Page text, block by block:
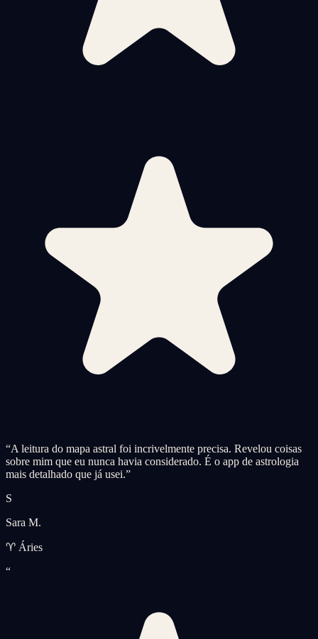
“A leitura do mapa astral foi incrivelmente precisa. Revelou coisas
sobre mim que eu nunca havia considerado. É o app de astrologia
mais detalhado que já usei.”
S
Sara M.
♈ Áries
“